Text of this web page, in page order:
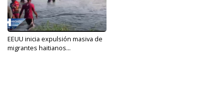
EEUU inicia expulsión masiva de
migrantes haitianos...